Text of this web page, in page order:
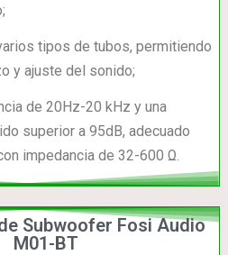
tipos de tubos, permitiendo
y ajuste del sonido;
de 20Hz-20 kHz y una
superior a 95dB, adecuado
impedancia de 32-600 Ω.
Subwoofer Fosi Audio
M01-BT